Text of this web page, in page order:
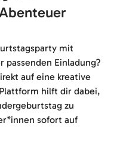
mit
passenden Einladung?
auf eine kreative
hilft dir dabei,
zu
sofort auf